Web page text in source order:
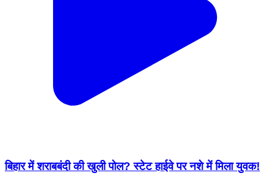
बिहार में शराबबंदी की खुली पोल? स्टेट हाईवे पर नशे में मिला युवक!